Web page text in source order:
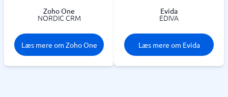
Zoho One
NORDIC CRM
Læs mere om Zoho One
Evida
EDIVA
Læs mere om Evida